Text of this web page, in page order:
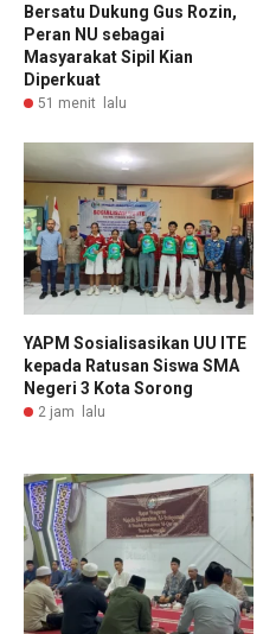
Bersatu Dukung Gus Rozin,
Peran NU sebagai
Masyarakat Sipil Kian
Diperkuat
51 menit lalu
YAPM Sosialisasikan UU ITE
kepada Ratusan Siswa SMA
Negeri 3 Kota Sorong
2 jam lalu